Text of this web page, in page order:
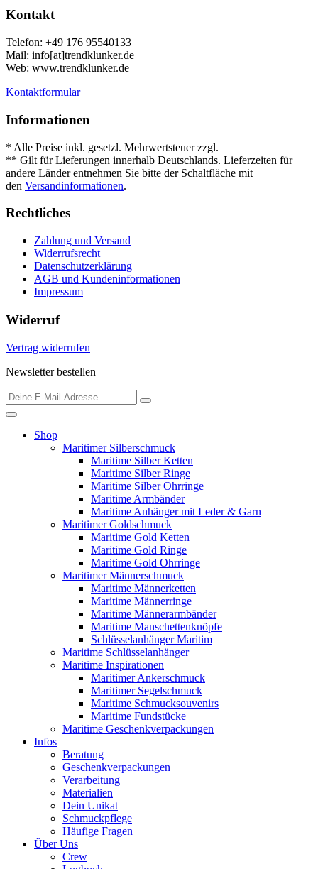
Kontakt
Telefon: +49 176 95540133
Mail: info[at]trendklunker.de
Web: www.trendklunker.de
Kontaktformular
Informationen
* Alle Preise inkl. gesetzl. Mehrwertsteuer zzgl.
** Gilt für Lieferungen innerhalb Deutschlands. Lieferzeiten für
andere Länder entnehmen Sie bitte der Schaltfläche mit
den Versandinformationen.
Rechtliches
Zahlung und Versand
Widerrufsrecht
Datenschutzerklärung
AGB und Kundeninformationen
Impressum
Widerruf
Vertrag widerrufen
Newsletter bestellen
Shop
Maritimer Silberschmuck
Maritime Silber Ketten
Maritime Silber Ringe
Maritime Silber Ohrringe
Maritime Armbänder
Maritime Anhänger mit Leder & Garn
Maritimer Goldschmuck
Maritime Gold Ketten
Maritime Gold Ringe
Maritime Gold Ohrringe
Maritimer Männerschmuck
Maritime Männerketten
Maritime Männerringe
Maritime Männerarmbänder
Maritime Manschettenknöpfe
Schlüsselanhänger Maritim
Maritime Schlüsselanhänger
Maritime Inspirationen
Maritimer Ankerschmuck
Maritimer Segelschmuck
Maritime Schmucksouvenirs
Maritime Fundstücke
Maritime Geschenkverpackungen
Infos
Beratung
Geschenkverpackungen
Verarbeitung
Materialien
Dein Unikat
Schmuckpflege
Häufige Fragen
Über Uns
Crew